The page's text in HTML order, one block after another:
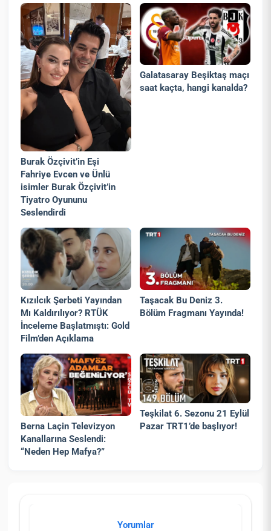
Burak Özçivit’in Eşi
Fahriye Evcen ve Ünlü
isimler Burak Özçivit’in
Tiyatro Oyununu
Seslendirdi
Galatasaray Beşiktaş maçı
saat kaçta, hangi kanalda?
Kızılcık Şerbeti Yayından
Mı Kaldırılıyor? RTÜK
İnceleme Başlatmıştı: Gold
Film’den Açıklama
Taşacak Bu Deniz 3.
Bölüm Fragmanı Yayında!
Berna Laçin Televizyon
Kanallarına Seslendi:
“Neden Hep Mafya?”
Teşkilat 6. Sezonu 21 Eylül
Pazar TRT1’de başlıyor!
Yorumlar